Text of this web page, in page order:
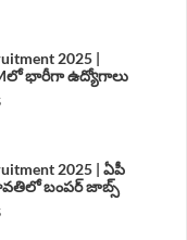
2025 |
భారీగా ఉద్యోగాలు
2025 | ఏపీ
బంపర్ జాబ్స్